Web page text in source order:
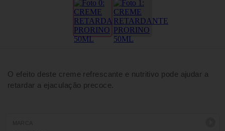
O efeito deste creme refrescante e nutritivo pode ajudar a
retardar a ejaculação precoce.